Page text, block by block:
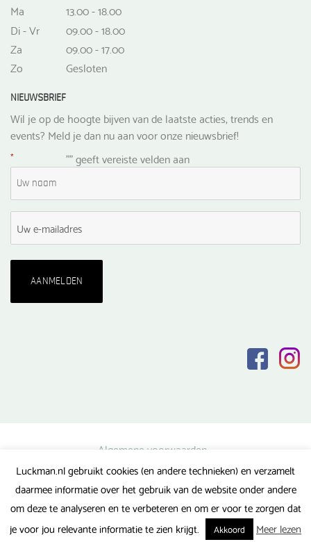
Ma
13.00 - 18.00
Di - Vr
09.00 - 18.00
Za
09.00 - 17.00
Zo
Gesloten
NIEUWSBRIEF
Wil je op de hoogte bijven van de laatste acties, trends en
events? Meld je dan nu aan voor onze nieuwsbrief!
"
* " geeft vereiste velden aan
Algemene voorwaarden
Privacy verklaring
Veel gestelde vragen
Luckman.nl gebruikt cookies (en andere technieken) en verzamelt
daarmee informatie over het gebruik van de website onder andere
om deze te analyseren en te verbeteren en om er voor te zorgen dat
je voor jou relevante informatie te zien krijgt.
Akkoord Meer lezen